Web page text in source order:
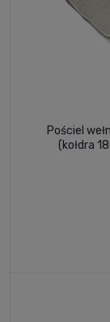
Pościel
(kołdra